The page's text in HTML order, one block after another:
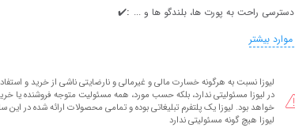
دسترسی راحت به پورت ها، بلندگو ها و ... :
✔️
بیشتر
لیوزا نسبت به هرگونه خسارت مالی و غیرمالی و نارضایتی ناشی از خرید و
در لیوزا مسئولیتی ندارد، بلکه حسب مورد، همه مسئولیت متوجه فروشنده یا
خواهد بود. لیوزا یک پلتفرم تبلیغاتی بوده و تمامی محصولات ارائه شده در این
لیوزا هیچ گونه مسئولیتی ندارد